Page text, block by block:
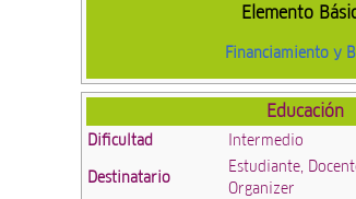
Elemento
Financiamiento y
Educación
Dificultad
Intermedio
Destinatario
Estudiante,
Organizer